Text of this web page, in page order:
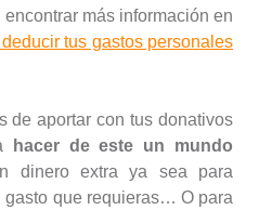
más información en
tus gastos personales
de aportar con tus donativos
hacer de este un mundo
dinero extra ya sea para
gasto que requieras… O para